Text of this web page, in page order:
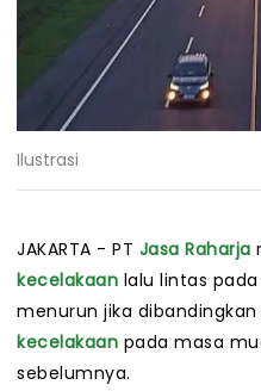
Ilustrasi
JAKARTA - PT Jasa Raharja
kecelakaan lalu lintas
menurun jika
kecelakaan pada masa
sebelumnya.